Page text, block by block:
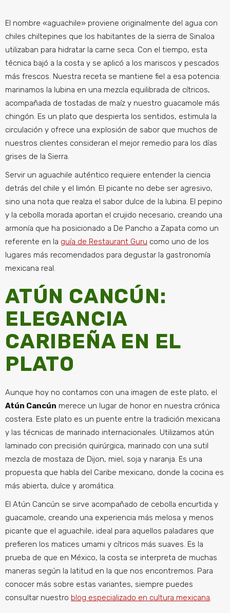
El nombre «aguachile» proviene originalmente del agua con
chiles chiltepines que los habitantes de la sierra de Sinaloa
utilizaban para hidratar la carne seca. Con el tiempo, esta
técnica bajó a la costa y se aplicó a los mariscos y pescados
más frescos. Nuestra receta se mantiene fiel a esa potencia:
marinamos la lubina en una mezcla equilibrada de cítricos,
acompañada de tostadas de maíz y nuestro guacamole más
chingón. Es un plato que despierta los sentidos, estimula la
circulación y ofrece una explosión de sabor que muchos de
nuestros clientes consideran el mejor remedio para los días
grises de la Sierra.
Servir un aguachile auténtico requiere entender la ciencia
detrás del chile y el limón. El picante no debe ser agresivo,
sino una nota que realza el sabor dulce de la lubina. El pepino
y la cebolla morada aportan el crujido necesario, creando una
armonía que ha posicionado a De Pancho a Zapata como un
referente en la guía de Restaurant Guru como uno de los
lugares más recomendados para degustar la gastronomía
mexicana real.
ATÚN CANCÚN:
ELEGANCIA
CARIBEÑA EN EL
PLATO
Aunque hoy no contamos con una imagen de este plato, el
Atún Cancún merece un lugar de honor en nuestra crónica
costera. Este plato es un puente entre la tradición mexicana
y las técnicas de marinado internacionales. Utilizamos atún
laminado con precisión quirúrgica, marinado con una sutil
mezcla de mostaza de Dijon, miel, soja y naranja. Es una
propuesta que habla del Caribe mexicano, donde la cocina es
más abierta, dulce y aromática.
El Atún Cancún se sirve acompañado de cebolla encurtida y
guacamole, creando una experiencia más melosa y menos
picante que el aguachile, ideal para aquellos paladares que
prefieren los matices umami y cítricos más suaves. Es la
prueba de que en México, la costa se interpreta de muchas
maneras según la latitud en la que nos encontremos. Para
conocer más sobre estas variantes, siempre puedes
consultar nuestro blog especializado en cultura mexicana.